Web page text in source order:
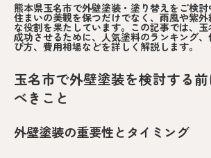
熊本県玉名市で外壁塗装・塗り替えをご検討
住まいの美観を保つだけでなく、雨風や紫
な役割を果たしています。この記事では、
成功させるために、人気塗料のランキング
び方、費用相場などを詳しく解説します。
玉名市で外壁塗装を検討する前
べきこと
外壁塗装の重要性とタイミング